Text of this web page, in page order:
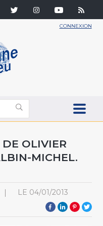
CONNEXION
OLIVIER
MICHEL.
LE 04/01/2013